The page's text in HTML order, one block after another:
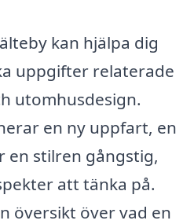
kan hjälpa dig
uppgifter relaterade
utomhusdesign.
en ny uppfart, en
en stilren gångstig,
att tänka på.
översikt över vad en